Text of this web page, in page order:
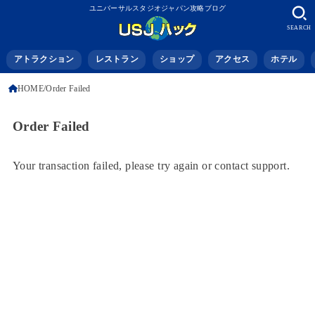
ユニバーサルスタジオジャパン攻略ブログ
アトラクション レストラン ショップ アクセス ホテル
SEARCH
HOME Order Failed
Order Failed
Your transaction failed, please try again or contact support.